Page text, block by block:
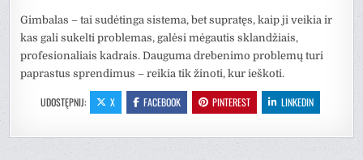
Gimbalas – tai sudėtinga sistema, bet supratęs, kaip ji veikia ir
kas gali sukelti problemas, galėsi mėgautis sklandžiais,
profesionaliais kadrais. Dauguma drebenimo problemų turi
paprastus sprendimus – reikia tik žinoti, kur ieškoti.
UDOSTĘPNIJ: X FACEBOOK PINTEREST LINKEDIN